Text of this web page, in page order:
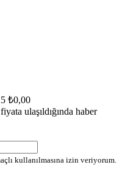
₺0,00
ulaşıldığında haber
kullanılmasına izin veriyorum.